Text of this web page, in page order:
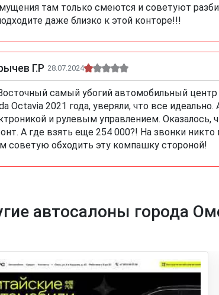
там только смеются и советуют
даже близко к этой конторе!!!
Г.Р 28.07.2024
самый убогий автомобильный центр
Octavia 2021 года, уверяли, что все
и рулевым управлением. Оказалось,
А где взять еще 254 000?! На звонки
советую обходить эту компашку стороной!
автосалоны города